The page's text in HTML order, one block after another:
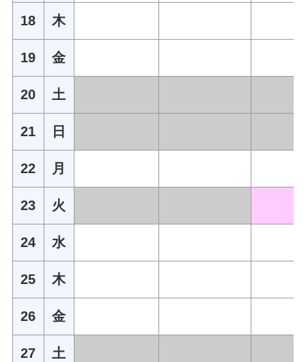
18 木
19 金
20 土
21 日
22 月
23 火
24 水
25 木
26 金
27 土